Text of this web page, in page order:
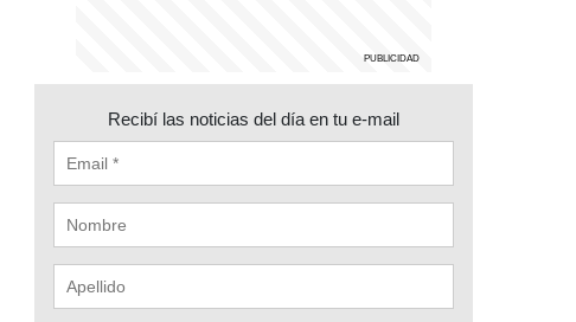
Recibí las noticias del día en tu e-mail